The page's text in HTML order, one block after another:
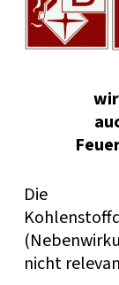
Die
nicht